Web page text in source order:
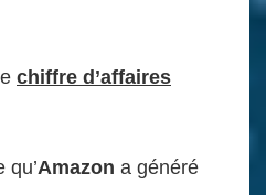
chiffre d’affaires
qu’Amazon a généré